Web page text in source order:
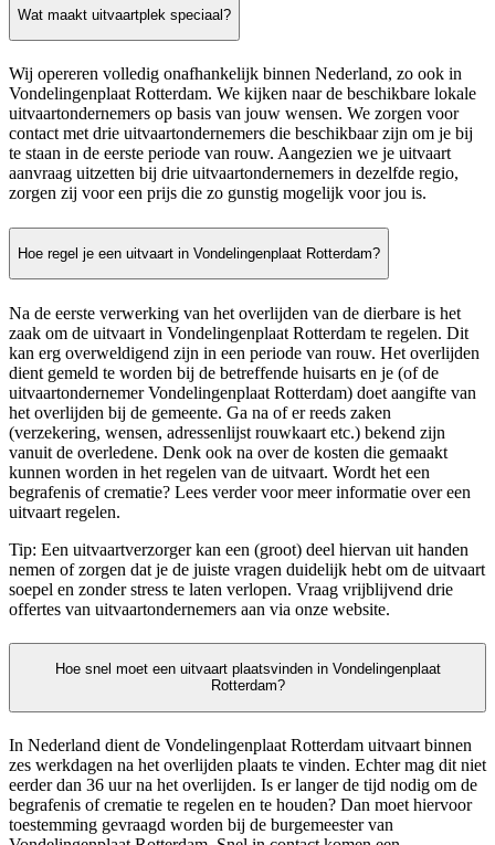
Wat maakt uitvaartplek speciaal?
Wij opereren volledig onafhankelijk binnen Nederland, zo ook in
Vondelingenplaat Rotterdam. We kijken naar de beschikbare lokale
uitvaartondernemers op basis van jouw wensen. We zorgen voor
contact met drie uitvaartondernemers die beschikbaar zijn om je bij
te staan in de eerste periode van rouw. Aangezien we je uitvaart
aanvraag uitzetten bij drie uitvaartondernemers in dezelfde regio,
zorgen zij voor een prijs die zo gunstig mogelijk voor jou is.
Hoe regel je een uitvaart in Vondelingenplaat Rotterdam?
Na de eerste verwerking van het overlijden van de dierbare is het
zaak om de uitvaart in Vondelingenplaat Rotterdam te regelen. Dit
kan erg overweldigend zijn in een periode van rouw. Het overlijden
dient gemeld te worden bij de betreffende huisarts en je (of de
uitvaartondernemer Vondelingenplaat Rotterdam) doet aangifte van
het overlijden bij de gemeente. Ga na of er reeds zaken
(verzekering, wensen, adressenlijst rouwkaart etc.) bekend zijn
vanuit de overledene. Denk ook na over de kosten die gemaakt
kunnen worden in het regelen van de uitvaart. Wordt het een
begrafenis of crematie? Lees verder voor meer informatie over een
uitvaart regelen.
Tip: Een uitvaartverzorger kan een (groot) deel hiervan uit handen
nemen of zorgen dat je de juiste vragen duidelijk hebt om de uitvaart
soepel en zonder stress te laten verlopen. Vraag vrijblijvend drie
offertes van uitvaartondernemers aan via onze website.
Hoe snel moet een uitvaart plaatsvinden in Vondelingenplaat
Rotterdam?
In Nederland dient de Vondelingenplaat Rotterdam uitvaart binnen
zes werkdagen na het overlijden plaats te vinden. Echter mag dit niet
eerder dan 36 uur na het overlijden. Is er langer de tijd nodig om de
begrafenis of crematie te regelen en te houden? Dan moet hiervoor
toestemming gevraagd worden bij de burgemeester van